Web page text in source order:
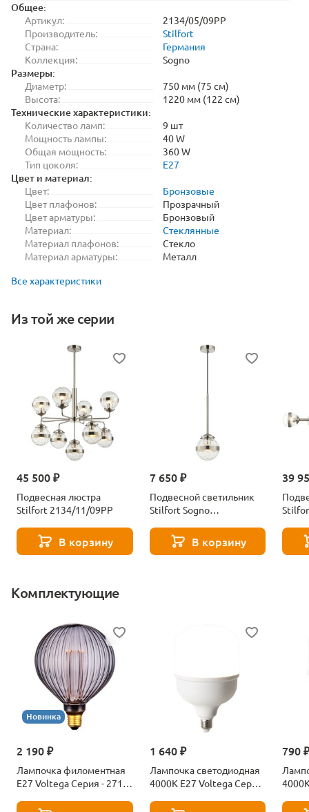
Общее:
Артикул:
2134/05/09PP
Производитель:
Stilfort
Страна:
Германия
Коллекция:
Sogno
Размеры:
Диаметр:
750 мм (75 см)
Высота:
1220 мм (122 см)
Технические характеристики:
Количество ламп:
9 шт
Мощность лампы:
40 W
Общая мощность:
360 W
Тип цоколя:
E27
Цвет и материал:
Цвет:
Бронзовые
Цвет плафонов:
Прозрачный
Цвет арматуры:
Бронзовый
Материал:
Стеклянные
Материал плафонов:
Стекло
Материал арматуры:
Металл
Все характеристики
Из той же серии
45 500 ₽
Подвесная люстра
Stilfort 2134/11/09PP
В корзину
7 650 ₽
Подвесной светильник
Stilfort Sogno
В корзину
39
Комплектующие
Новинка
2 190 ₽
Лампочка филоментная
Е27 Voltega Серия - 271
1 640 ₽
Лампочка светодиодная
4000К Е27 Voltega Серия
790